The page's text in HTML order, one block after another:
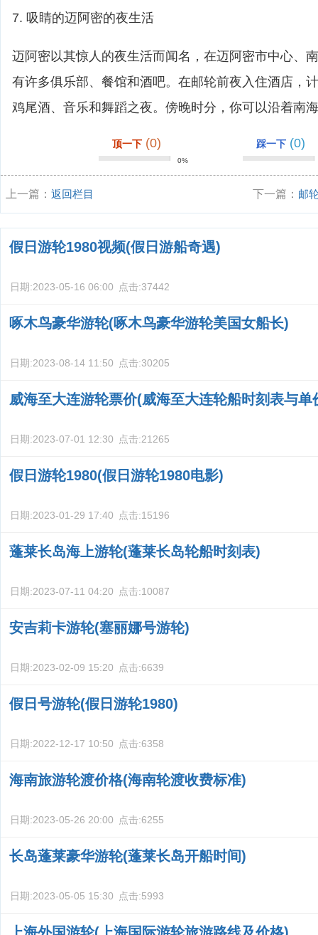
7. 吸睛的迈阿密的夜生活
迈阿密以其惊人的夜生活而闻名，在迈阿密市中心、
有许多俱乐部、餐馆和酒吧。在邮轮前夜入住酒店，
鸡尾酒、音乐和舞蹈之夜。傍晚时分，你可以沿着南
顶一下 (0)
0%
踩一下 (0)
上一篇： 返回栏目 下一篇： 邮
假日游轮1980视频(假日游船奇遇)
日期:2023-05-16 06:00 点击:37442
啄木鸟豪华游轮(啄木鸟豪华游轮美国女船长)
日期:2023-08-14 11:50 点击:30205
威海至大连游轮票价(威海至大连轮船时刻表与单
日期:2023-07-01 12:30 点击:21265
假日游轮1980(假日游轮1980电影)
日期:2023-01-29 17:40 点击:15196
蓬莱长岛海上游轮(蓬莱长岛轮船时刻表)
日期:2023-07-11 04:20 点击:10087
安吉莉卡游轮(塞丽娜号游轮)
日期:2023-02-09 15:20 点击:6639
假日号游轮(假日游轮1980)
日期:2022-12-17 10:50 点击:6358
海南旅游轮渡价格(海南轮渡收费标准)
日期:2023-05-26 20:00 点击:6255
长岛蓬莱豪华游轮(蓬莱长岛开船时间)
日期:2023-05-05 15:30 点击:5993